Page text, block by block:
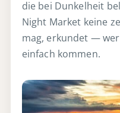
die bei Dunkelheit
Night Market keine
mag, erkundet —
einfach kommen.